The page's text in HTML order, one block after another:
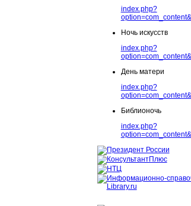
index.php?
Ночь искусств
index.php?
День матери
index.php?
Библионочь
index.php?